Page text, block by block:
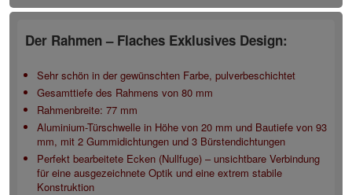
Der Rahmen – Flaches Exklusives Design:
Sehr schön in der gewünschten Farbe, pulverbeschichtet
Gesamttiefe des Rahmens von 80 mm
Rahmenbreite: 77 mm
Aluminium-Türschwelle in Höhe von 20 mm und Bautiefe von 93
mm, mit 2 Gummidichtungen und 3 Bürstendichtungen
Perfekt bearbeitete Ecken (Nullfuge) – unsichtbare Verbindung
für eine ausgezeichnete Optik und eine extrem stabile
Konstruktion